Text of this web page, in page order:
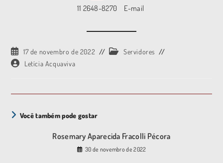
11 2648-8270 E-mail
17 de novembro de 2022
Servidores
Letícia Acquaviva
Você também pode gostar
Rosemary Aparecida Fracolli Pécora
30 de novembro de 2022